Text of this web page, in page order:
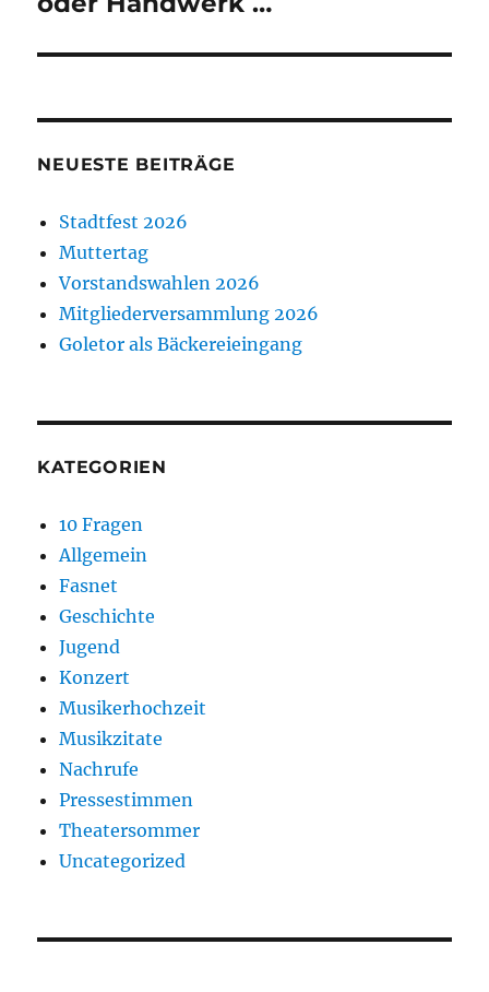
NEUESTE BEITRÄGE
Stadtfest 2026
Muttertag
Vorstandswahlen 2026
Mitgliederversammlung 2026
Goletor als Bäckereieingang
KATEGORIEN
10 Fragen
Allgemein
Fasnet
Geschichte
Jugend
Konzert
Musikerhochzeit
Musikzitate
Nachrufe
Pressestimmen
Theatersommer
Uncategorized